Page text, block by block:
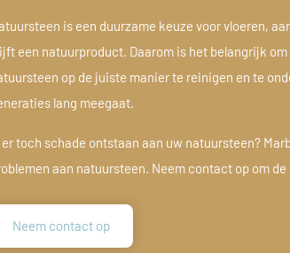
is een duurzame keuze voor vloeren,
een natuurproduct. Daarom is het belangrijk
op de juiste manier te reinigen en te
lang meegaat.
er toch schade ontstaan aan uw natuursteen?
aan natuursteen. Neem contact op om
Neem contact op